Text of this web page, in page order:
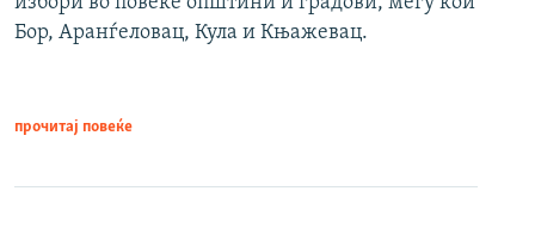
Бор, Аранѓеловац, Кула и Књажевац.
прочитај повеќе